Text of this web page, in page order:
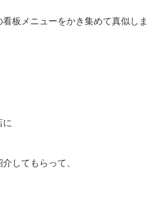
板メニューをかき集めて真似しま
してもらって、